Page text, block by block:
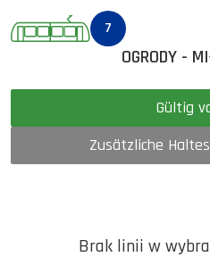
7
OGRODY -
Zusätzliche
Brak linii w